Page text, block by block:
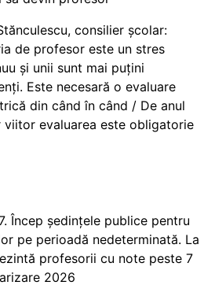
consilier școlar:
de profesor este un stres
și unii sunt mai puțini
Este necesară o evaluare
din când în când / De anul
viitor evaluarea este obligatorie
Încep ședințele publice pentru
pe perioadă nedeterminată. La
profesorii cu note peste 7
2026